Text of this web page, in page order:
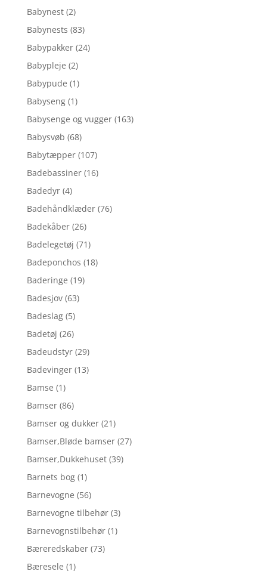
Babynest (2)
Babynests (83)
Babypakker (24)
Babypleje (2)
Babypude (1)
Babyseng (1)
Babysenge og vugger (163)
Babysvøb (68)
Babytæpper (107)
Badebassiner (16)
Badedyr (4)
Badehåndklæder (76)
Badekåber (26)
Badelegetøj (71)
Badeponchos (18)
Baderinge (19)
Badesjov (63)
Badeslag (5)
Badetøj (26)
Badeudstyr (29)
Badevinger (13)
Bamse (1)
Bamser (86)
Bamser og dukker (21)
Bamser,Bløde bamser (27)
Bamser,Dukkehuset (39)
Barnets bog (1)
Barnevogne (56)
Barnevogne tilbehør (3)
Barnevognstilbehør (1)
Bæreredskaber (73)
Bæresele (1)